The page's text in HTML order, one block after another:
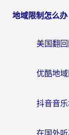
地域限制怎么办